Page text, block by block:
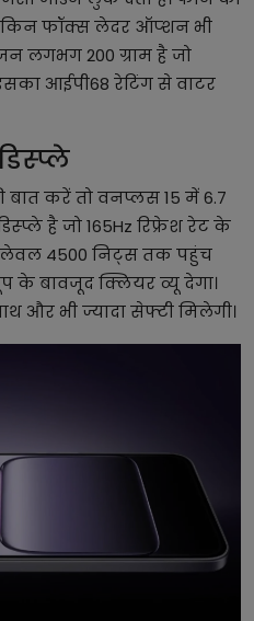
फॉक्स लेदर ऑप्शन भी
लगभग 200 ग्राम है जो
आईपी68 रेटिंग से वाटर
बात करें तो वनप्लस 15 में 6.7
है जो 165Hz रिफ्रेश रेट के
लेवल 4500 निट्स तक पहुंच
के बावजूद क्लियर व्यू देगा।
और भी ज्यादा सेफ्टी मिलेगी।